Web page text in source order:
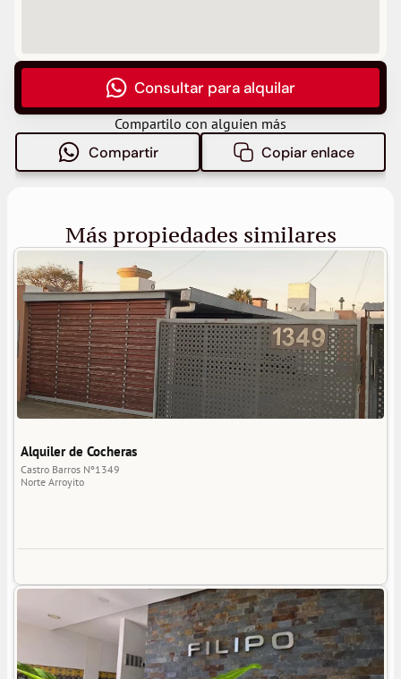
Consultar para alquilar
Compartilo con alguien más
Compartir Copiar enlace
Más propiedades similares
Alquiler de Cocheras
Castro Barros Nº1349
Norte Arroyito